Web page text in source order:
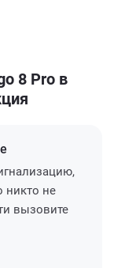
8 Pro в
никто не
вызовите